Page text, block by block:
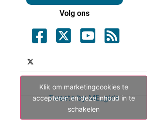
Volg ons
Tweets by ME_gids
Klik om marketingcookies te
accepteren en deze inhoud in te
schakelen